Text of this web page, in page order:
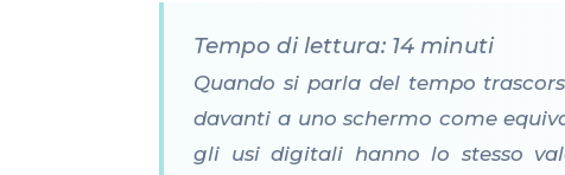
Tempo di lettura: 14 minuti
Quando si parla del tempo
davanti a uno schermo come
gli usi digitali hanno lo stesso